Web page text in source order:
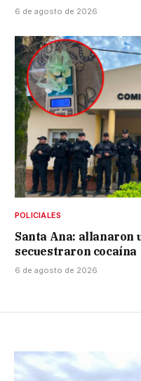
6 de agosto de 2026
POLICIALES
Santa Ana: allanaron
secuestraron cocaína
6 de agosto de 2026